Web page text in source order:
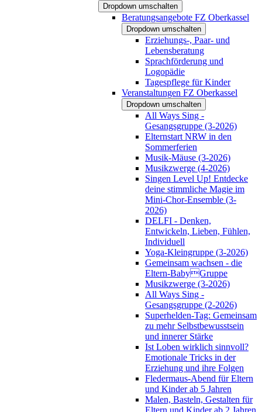
Dropdown umschalten
Beratungsangebote FZ Oberkassel
Dropdown umschalten
Erziehungs-, Paar- und
Lebensberatung
Sprachförderung und
Logopädie
Tagespflege für Kinder
Veranstaltungen FZ Oberkassel
Dropdown umschalten
All Ways Sing -
Gesangsgruppe (3-2026)
Elternstart NRW in den
Sommerferien
Musik-Mäuse (3-2026)
Musikzwerge (4-2026)
Singen Level Up! Entdecke
deine stimmliche Magie im
Mini-Chor-Ensemble (3-
2026)
DELFI - Denken,
Entwickeln, Lieben, Fühlen,
Individuell
Yoga-Kleingruppe (3-2026)
Gemeinsam wachsen - die
Eltern-BabyGruppe
Musikzwerge (3-2026)
All Ways Sing -
Gesangsgruppe (2-2026)
Superhelden-Tag: Gemeinsam
zu mehr Selbstbewusstsein
und innerer Stärke
Ist Loben wirklich sinnvoll?
Emotionale Tricks in der
Erziehung und ihre Folgen
Fledermaus-Abend für Eltern
und Kinder ab 5 Jahren
Malen, Basteln, Gestalten für
Eltern und Kinder ab 2 Jahren